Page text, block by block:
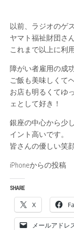
以前、ラジオのゲ
ヤマト福祉財団さ
これまで以上に利
障がい者雇用の成
ご飯も美味しくて
お店も明るくてゆ
ェとして好き！
銀座の中心から少
イント高いです。
皆さんの優しい笑
iPhoneからの投稿
SHARE
X
メールアドレ